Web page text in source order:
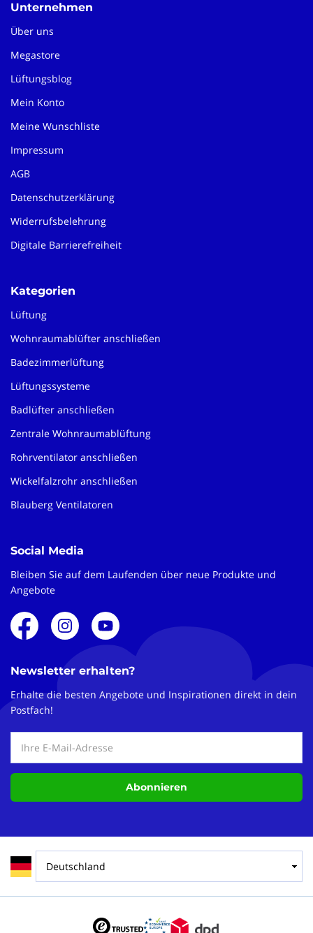
Unternehmen
Über uns
Megastore
Lüftungsblog
Mein Konto
Meine Wunschliste
Impressum
AGB
Datenschutzerklärung
Widerrufsbelehrung
Digitale Barrierefreiheit
Kategorien
Lüftung
Wohnraumablüfter anschließen
Badezimmerlüftung
Lüftungssysteme
Badlüfter anschließen
Zentrale Wohnraumablüftung
Rohrventilator anschließen
Wickelfalzrohr anschließen
Blauberg Ventilatoren
Social Media
Bleiben Sie auf dem Laufenden über neue Produkte und
Angebote
Newsletter erhalten?
Erhalte die besten Angebote und Inspirationen direkt in dein
Postfach!
Abonnieren